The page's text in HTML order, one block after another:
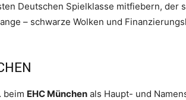
Deutschen Spielklasse mitfiebern,
– schwarze Wolken und
beim EHC München als Haupt- und